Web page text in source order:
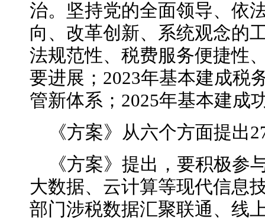
治。坚持党的全面领导、依
向、改革创新、系统观念的
法规范性、税费服务便捷性
要进展；2023年基本建成税
管新体系；2025年基本建成
《方案》从六个方面提出
《方案》提出，要积极参
大数据、云计算等现代信息
部门涉税数据汇聚联通、线